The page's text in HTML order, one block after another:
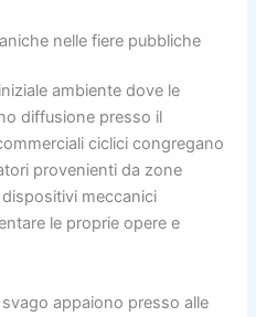
nelle fiere pubbliche
ambiente dove le
diffusione presso il
ciclici congregano
provenienti da zone
meccanici
le proprie opere e
appaiono presso alle